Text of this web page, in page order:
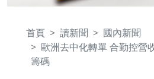
首頁 讀新聞
國內新聞
歐洲去中化轉單 合勤控營
籌碼